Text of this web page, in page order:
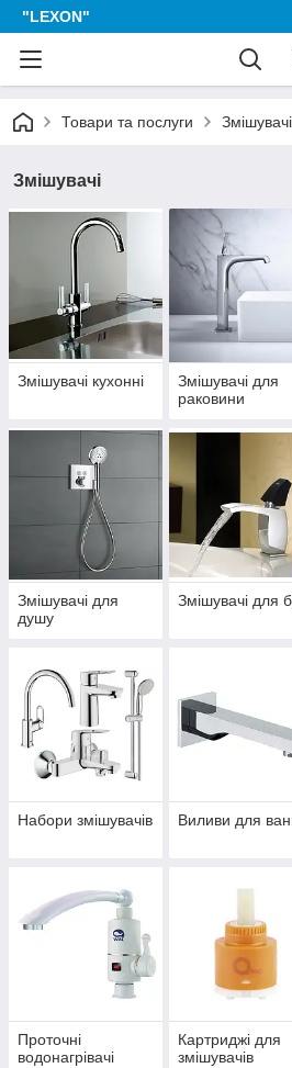
"LEXON"
Товари та послуги Змішувачі
Змішувачі
Змішувачі кухонні
Змішувачі для
раковини
Змішувачі для
душу
Змішувачі для
Набори змішувачів Виливи для
Проточні
водонагрівачі
Картриджі для
змішувачів